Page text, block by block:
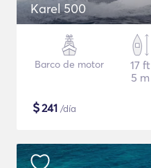
Karel 500
Barco de motor
17 ft
5 m
$241 /día